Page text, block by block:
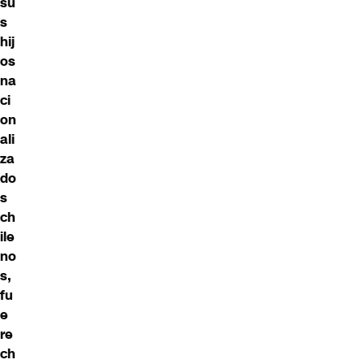
s
hij
os
na
ci
on
ali
za
do
s
ch
ile
no
s,
fu
e
re
ch